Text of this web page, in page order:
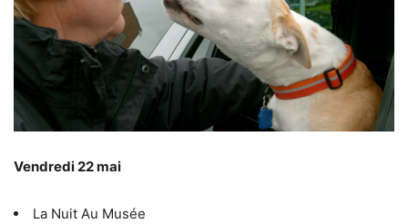
Vendredi 22 mai
La Nuit Au Musée